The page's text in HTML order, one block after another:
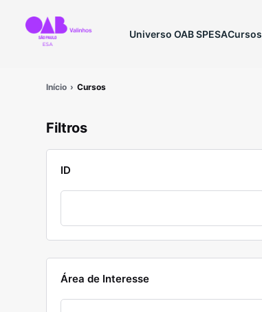
Universo OAB SPESACursos
Início Cursos
Filtros
ID
Área de Interesse